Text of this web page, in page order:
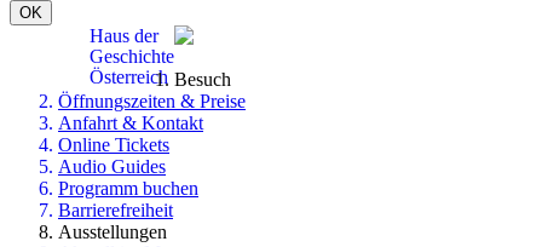
OK
Haus der
Geschichte
Österreich Besuch
Öffnungszeiten & Preise
Anfahrt & Kontakt
Online Tickets
Audio Guides
Programm buchen
Barrierefreiheit
Ausstellungen